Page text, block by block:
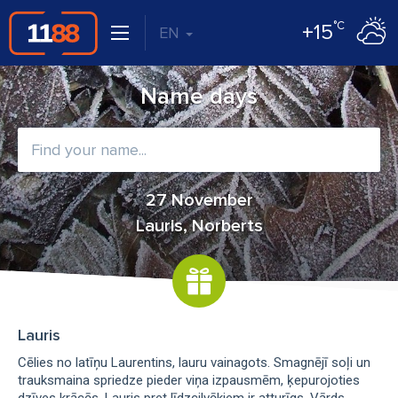
EN +15°C
Name days
27 November
Lauris, Norberts
Lauris
Cēlies no latīņu Laurentins, lauru vainagots. Smagnējī soļi un
trauksmaina spriedze pieder viņa izpausmēm, ķepurojoties